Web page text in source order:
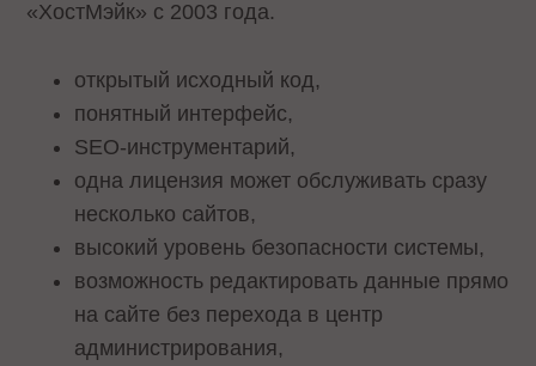
«ХостМэйк» с 2003 года.
открытый исходный код,
понятный интерфейс,
SEO-инструментарий,
одна лицензия может обслуживать сразу
несколько сайтов,
высокий уровень безопасности системы,
возможность редактировать данные прямо
на сайте без перехода в центр
администрирования,